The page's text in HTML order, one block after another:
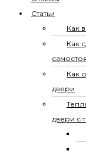
Статьи
Как
Как
Как
двери
двери с